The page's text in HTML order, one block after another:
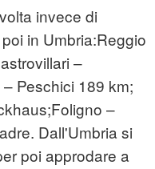
invece di
in Umbria:Reggio
–
Peschici 189 km;
–
Dall'Umbria si
poi approdare a